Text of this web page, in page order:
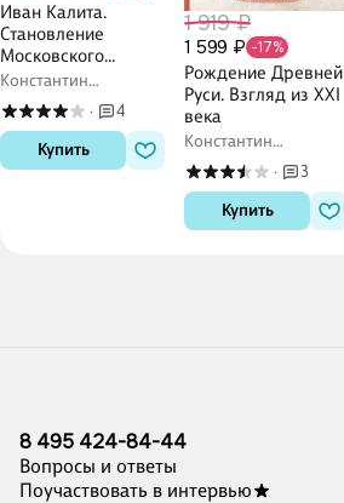
Иван Калита.
Становление
Московского
княжества
Константин
Аверьянов
·
4
Купить
1 919 ₽
1 599 ₽ -17%
Рождение Древней
Руси. Взгляд из XXI
века
Константин
Аверьянов
·
3
Купить
8 495 424-84-44
Вопросы и ответы
Поучаствовать в интервью